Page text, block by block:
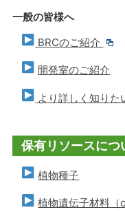
一般の皆様へ
BRCのご紹介
開発室のご紹介
より詳しく知りた
保有リソースにつ
植物種子
植物遺伝子材料（